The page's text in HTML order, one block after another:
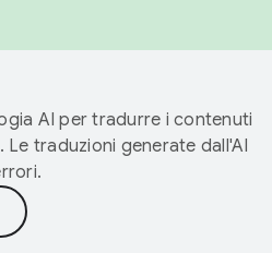
AI per tradurre i contenuti
traduzioni generate dall'AI